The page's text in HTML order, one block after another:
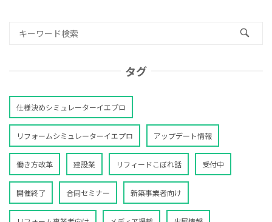
タグ
仕様決めシミュレーターイエプロ
リフォームシミュレーターイエプロ アップデート情報
働き方改革 建設業 リフィードこぼれ話 受付中
開催終了 合同セミナー 新築事業者向け